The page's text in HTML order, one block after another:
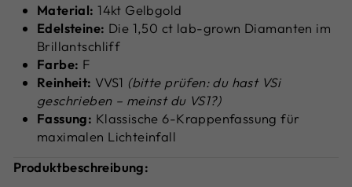
Material: 14kt Gelbgold
Edelsteine: Die 1,50 ct lab-grown Diamanten im
Brillantschliff
Farbe: F
Reinheit: VVS1 (bitte prüfen: du hast VSi
geschrieben – meinst du VS1?)
Fassung: Klassische 6-Krappenfassung für
maximalen Lichteinfall
Produktbeschreibung: